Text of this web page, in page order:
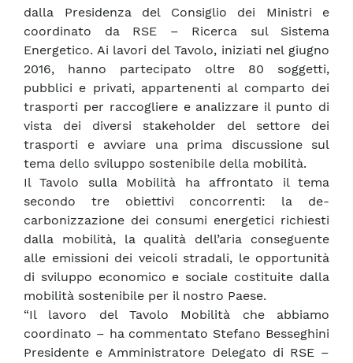
dalla Presidenza del Consiglio dei Ministri e
coordinato da RSE – Ricerca sul Sistema
Energetico. Ai lavori del Tavolo, iniziati nel giugno
2016, hanno partecipato oltre 80 soggetti,
pubblici e privati, appartenenti al comparto dei
trasporti per raccogliere e analizzare il punto di
vista dei diversi stakeholder del settore dei
trasporti e avviare una prima discussione sul
tema dello sviluppo sostenibile della mobilità.
Il Tavolo sulla Mobilità ha affrontato il tema
secondo tre obiettivi concorrenti: la de-
carbonizzazione dei consumi energetici richiesti
dalla mobilità, la qualità dell’aria conseguente
alle emissioni dei veicoli stradali, le opportunità
di sviluppo economico e sociale costituite dalla
mobilità sostenibile per il nostro Paese.
“Il lavoro del Tavolo Mobilità che abbiamo
coordinato – ha commentato Stefano Besseghini
Presidente e Amministratore Delegato di RSE –